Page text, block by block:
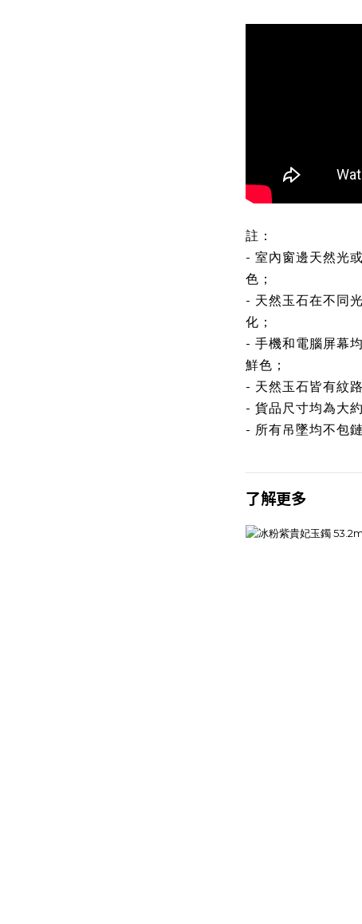
註：
- 室內窗邊天然光
色；
- 天然玉石在不同
化；
- 手機和電腦屏幕
鮮色；
- 天然玉石皆有紋
- 貨品尺寸均為大
- 所有吊墜均不包
了解更多